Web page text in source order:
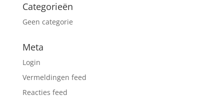
Categorieën
Geen categorie
Meta
Login
Vermeldingen feed
Reacties feed